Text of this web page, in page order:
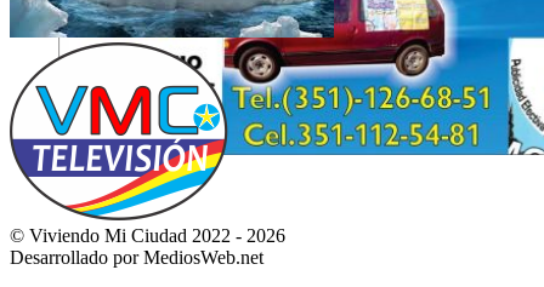
© Viviendo Mi Ciudad 2022 - 2026
Desarrollado por MediosWeb.net